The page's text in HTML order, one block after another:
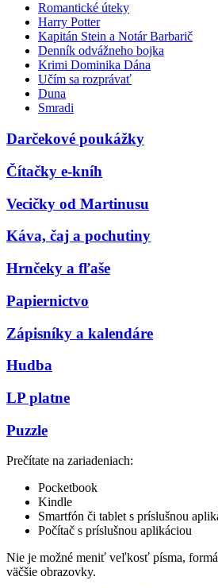
Romantické úteky
Harry Potter
Kapitán Stein a Notár Barbarič
Denník odvážneho bojka
Krimi Dominika Dána
Učím sa rozprávať
Duna
Smradi
Darčekové poukážky
Čítačky e-kníh
Vecičky od Martinusu
Káva, čaj a pochutiny
Hrnčeky a fľaše
Papiernictvo
Zápisníky a kalendáre
Hudba
LP platne
Puzzle
Prečítate na zariadeniach:
Pocketbook
Kindle
Smartfón či tablet s príslušnou
Počítač s príslušnou aplikáciou
Nie je možné meniť veľkosť písma,
väčšie obrazovky.